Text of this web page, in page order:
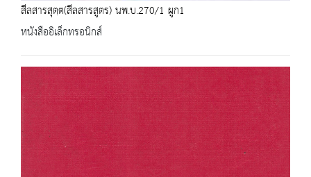
สีลสารสุตฺต(สีลสารสูตร) นพ.บ.270/1 ผูก1
หนังสืออิเล็กทรอนิกส์